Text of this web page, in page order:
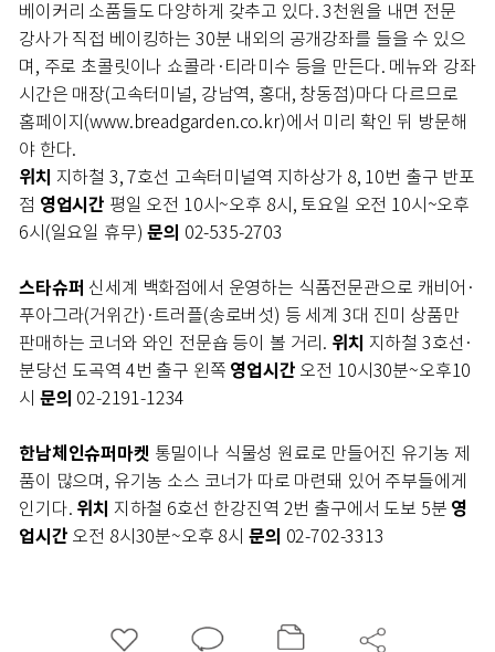
베이커리 소품들도 다양하게 갖추고 있다. 3천원을 내면 전문
강사가 직접 베이킹하는 30분 내외의 공개강좌를 들을 수 있으
며, 주로 초콜릿이나 쇼콜라·티라미수 등을 만든다. 메뉴와 강좌
시간은 매장(고속터미널, 강남역, 홍대, 창동점)마다 다르므로
홈페이지(www.breadgarden.co.kr)에서 미리 확인 뒤 방문해
야 한다.
위치 지하철 3, 7호선 고속터미널역 지하상가 8, 10번 출구 반포
점 영업시간 평일 오전 10시~오후 8시, 토요일 오전 10시~오후
6시(일요일 휴무)문의 02-535-2703
스타슈퍼 신세계 백화점에서 운영하는 식품전문관으로 캐비어·
푸아그라(거위간)·트러플(송로버섯) 등 세계 3대 진미 상품만
판매하는 코너와 와인 전문숍 등이 볼 거리. 위치 지하철 3호선·
분당선 도곡역 4번 출구 왼쪽 영업시간 오전 10시30분~오후10
시 문의 02-2191-1234
한남체인슈퍼마켓 통밀이나 식물성 원료로 만들어진 유기농 제
품이 많으며, 유기농 소스 코너가 따로 마련돼 있어 주부들에게
인기다. 위치 지하철 6호선 한강진역 2번 출구에서 도보 5분 영
업시간 오전 8시30분~오후 8시 문의 02-702-3313